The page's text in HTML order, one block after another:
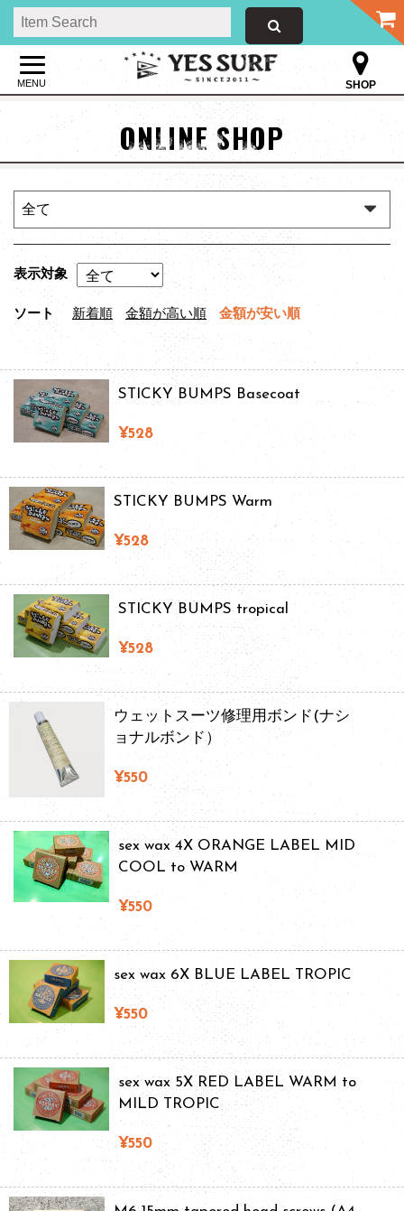
MENU SHOP
ONLINE SHOP
表示対象
ソート 新着順 金額が高い順 金額が安い順
STICKY BUMPS Basecoat
¥528
STICKY BUMPS Warm
¥528
STICKY BUMPS tropical
¥528
ウェットスーツ修理用ボンド(ナシ
ョナルボンド）
¥550
sex wax 4X ORANGE LABEL MID
COOL to WARM
¥550
sex wax 6X BLUE LABEL TROPIC
¥550
sex wax 5X RED LABEL WARM to
MILD TROPIC
¥550